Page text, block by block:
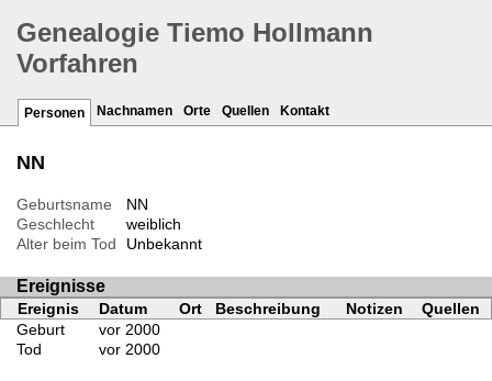
Genealogie Tiemo Hollmann
Vorfahren
Personen Nachnamen Orte Quellen Kontakt
NN
Geburtsname
NN
Geschlecht
weiblich
Alter beim Tod
Unbekannt
Ereignisse
Ereignis Datum Ort Beschreibung Notizen
Quellen
Geburt
vor 2000
Tod
vor 2000